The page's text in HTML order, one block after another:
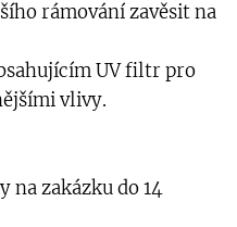
rámování zavěsit na
UV filtr pro
vlivy.
na zakázku do 14